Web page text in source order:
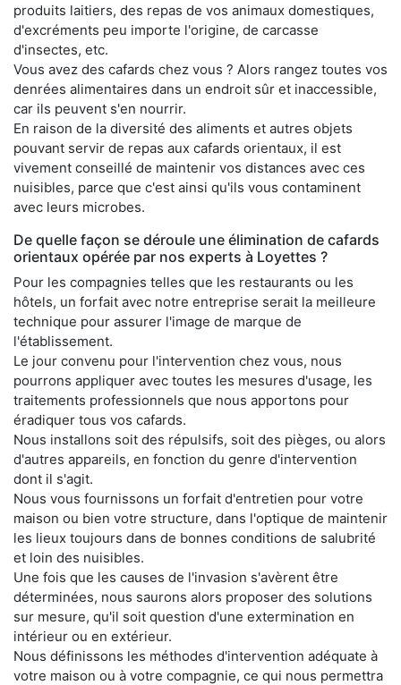
produits laitiers, des repas de vos animaux domestiques,
d'excréments peu importe l'origine, de carcasse
d'insectes, etc.
Vous avez des cafards chez vous ? Alors rangez toutes vos
denrées alimentaires dans un endroit sûr et inaccessible,
car ils peuvent s'en nourrir.
En raison de la diversité des aliments et autres objets
pouvant servir de repas aux cafards orientaux, il est
vivement conseillé de maintenir vos distances avec ces
nuisibles, parce que c'est ainsi qu'ils vous contaminent
avec leurs microbes.
De quelle façon se déroule une élimination de cafards
orientaux opérée par nos experts à Loyettes ?
Pour les compagnies telles que les restaurants ou les
hôtels, un forfait avec notre entreprise serait la meilleure
technique pour assurer l'image de marque de
l'établissement.
Le jour convenu pour l'intervention chez vous, nous
pourrons appliquer avec toutes les mesures d'usage, les
traitements professionnels que nous apportons pour
éradiquer tous vos cafards.
Nous installons soit des répulsifs, soit des pièges, ou alors
d'autres appareils, en fonction du genre d'intervention
dont il s'agit.
Nous vous fournissons un forfait d'entretien pour votre
maison ou bien votre structure, dans l'optique de maintenir
les lieux toujours dans de bonnes conditions de salubrité
et loin des nuisibles.
Une fois que les causes de l'invasion s'avèrent être
déterminées, nous saurons alors proposer des solutions
sur mesure, qu'il soit question d'une extermination en
intérieur ou en extérieur.
Nous définissons les méthodes d'intervention adéquate à
votre maison ou à votre compagnie, ce qui nous permettra